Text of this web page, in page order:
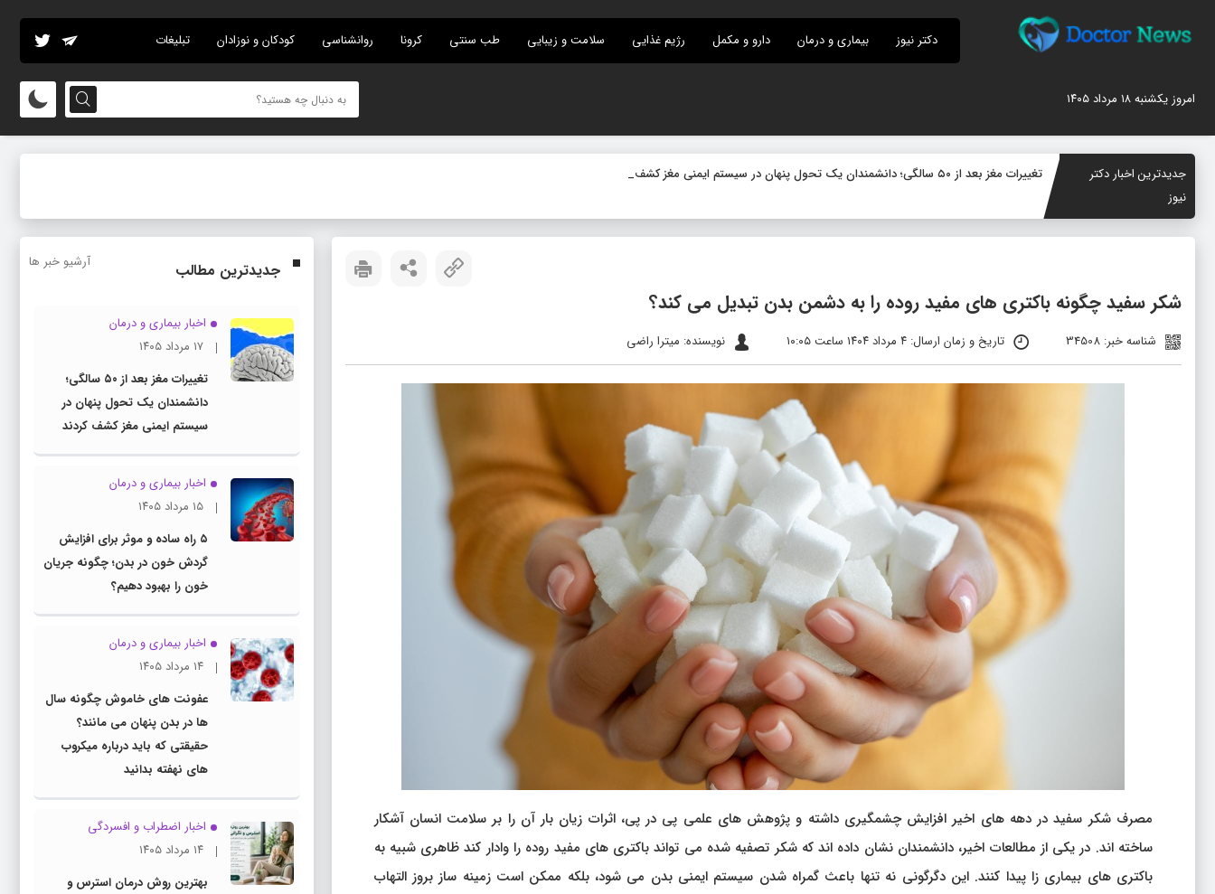
دکتر نیوز بیماری و درمان دارو و مکمل رژیم غذایی سلامت و زیبایی طب سنتی کرونا روانشناسی کودکان و نوزادان تبلیغات
امروز یکشنبه ۱۸ مرداد ۱۴۰۵
جدیدترین اخبار دکتر
نیوز
تغییرات مغز بعد از ۵۰ سالگی؛ دانشمندان یک تحول پنهان در سیستم ایمنی مغز کشف کردند
شکر سفید چگونه باکتری‌ های مفید روده را به دشمن بدن تبدیل می‌ کند؟
شناسه خبر: 34508 تاریخ و زمان ارسال: ۴ مرداد ۱۴۰۴ ساعت ۱۰:۰۵ نویسنده: میترا راضی
مصرف شکر سفید در دهه‌ های اخیر افزایش چشمگیری داشته و پژوهش‌ های علمی پی‌ در پی، اثرات زیان‌ بار آن را بر سلامت انسان آشکار
ساخته‌ اند. در یکی از مطالعات اخیر، دانشمندان نشان داده‌ اند که شکر تصفیه‌ شده می‌ تواند باکتری‌ های مفید روده را وادار کند ظاهری شبیه به
باکتری‌ های بیماری‌ زا پیدا کنند. این دگرگونی نه‌ تنها باعث گمراه شدن سیستم ایمنی بدن می‌ شود، بلکه ممکن است زمینه‌ ساز بروز التهاب
جدیدترین مطالب آرشیو خبر ها
اخبار بیماری و درمان
۱۷ مرداد ۱۴۰۵
تغییرات مغز بعد از ۵۰ سالگی؛
دانشمندان یک تحول پنهان در
سیستم ایمنی مغز کشف کردند
اخبار بیماری و درمان
۱۵ مرداد ۱۴۰۵
۵ راه ساده و موثر برای افزایش
گردش خون در بدن؛ چگونه جریان
خون را بهبود دهیم؟
اخبار بیماری و درمان
۱۴ مرداد ۱۴۰۵
عفونت های خاموش چگونه سال
ها در بدن پنهان می مانند؟
حقیقتی که باید درباره میکروب
های نهفته بدانید
اخبار اضطراب و افسردگی
۱۴ مرداد ۱۴۰۵
بهترین روش درمان استرس و